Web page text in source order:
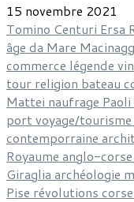
15 novembre 2021
Tomino Centuri Ersa
âge da Mare
commerce légende vin
tour religion bateau
Mattei naufrage Paoli
portvoyage/tourisme
contemporraine
Royaume anglo-
Giraglia archéologie
Pise révolutions